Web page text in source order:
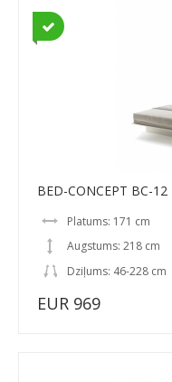
BED-CONCEPT BC-
Platums: 171 cm
Augstums: 218 cm
Dziļums: 46-228 cm
EUR 969